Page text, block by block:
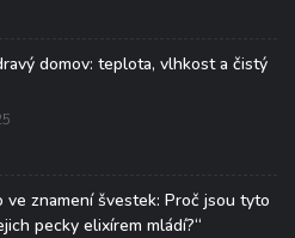
domov: teplota, vlhkost a čistý
ve znamení švestek: Proč jsou tyto
pecky elixírem mládí?“